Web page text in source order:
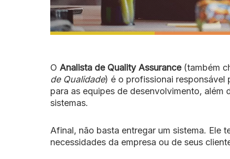
O Analista de Quality Assurance(também
de Qualidade) é o profissionai responsável
para as equipes de desenvolvimento,
sistemas.
Afinal, não basta entregar um sistema. Ele
necessidades da empresa ou de seus